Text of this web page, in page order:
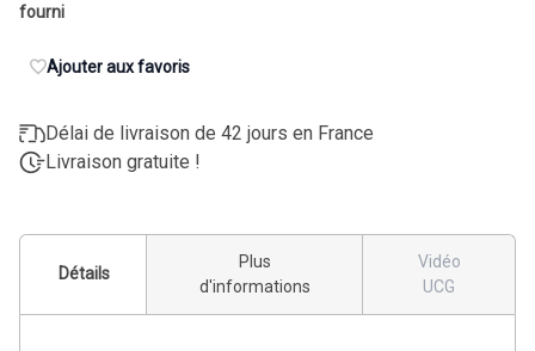
fourni
Ajouter aux favoris
Délai de livraison de 42 jours en France
Livraison gratuite !
Détails
Plus
d'informations
Vidéo
UCG